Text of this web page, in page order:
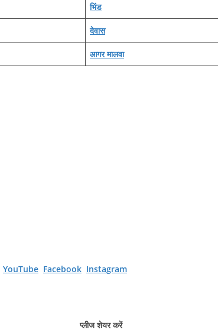
भिंड
देवास
आगर मालवा
YouTube Facebook Instagram
प्लीज शेयर करें